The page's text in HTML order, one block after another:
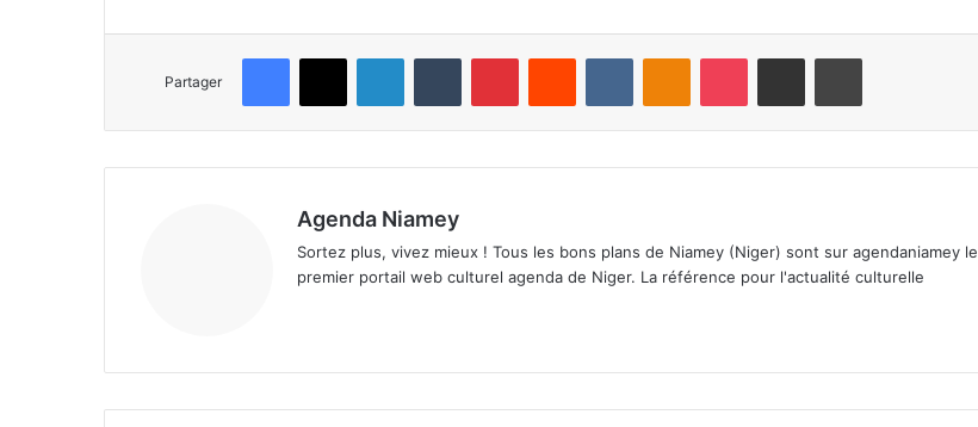
Partager
Agenda Niamey
Sortez plus, vivez mieux ! Tous les bons plans de Niamey (Niger) sont sur agendaniamey le
premier portail web culturel agenda de Niger. La référence pour l'actualité culturelle